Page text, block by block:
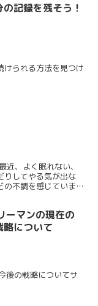
の記録を残そう！
けられる方法を見つけ
、よく眠れない、
りしてやる気が出な
の不調を感じていま
ーマンの現在の
略について
後の戦略についてサ